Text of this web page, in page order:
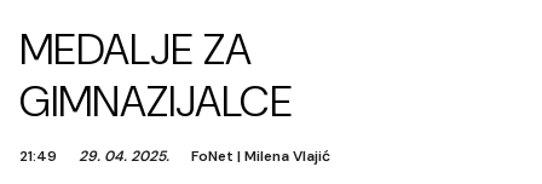
MEDALJE ZA
GIMNAZIJALCE
21:49 29. 04. 2025. FoNet |Milena Vlajić